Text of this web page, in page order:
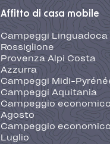
Affitto di casa mobile
Campeggi Linguadoca
Rossiglione
Provenza Alpi Costa
Azzurra
Campeggi Midi-
Campeggi Aquitania
Campeggio
Agosto
Campeggio
Luglio